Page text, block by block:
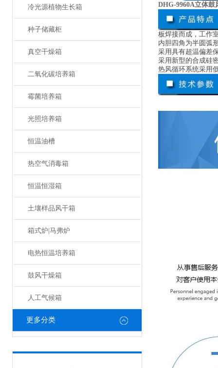
冷光源植物生长箱
种子储藏柜
真空干燥箱
二氧化碳培养箱
霉菌培养箱
光照培养箱
恒温油槽
热空气消毒箱
恒温恒湿箱
土壤样品风干箱
箱式炉|马弗炉
电热恒温培养箱
鼓风干燥箱
人工气候箱
更多分类
DHG-9960A立体鼓
板焊接而成，工作
内胆四角为半圆弧
采用具有超温偏差
采用新型的合成硅
热风循环系统采用